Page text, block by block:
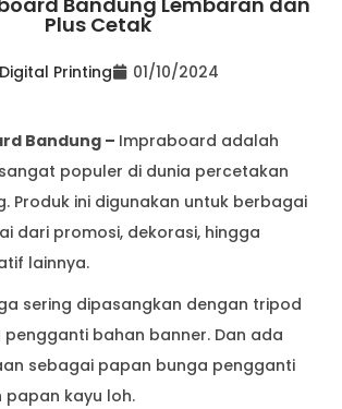
Plus Cetak
Digital Printing 01/10/2024
Bandung – Impraboard adalah
populer di dunia percetakan
Produk ini digunakan untuk berbagai
dari promosi, dekorasi, hingga
lainnya.
sering dipasangkan dengan tripod
bahan banner. Dan ada
sebagai papan bunga pengganti
kayu loh.